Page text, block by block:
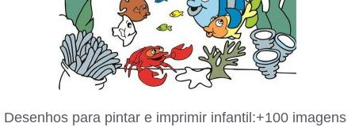
Desenhos para pintar e imprimir infantil:+100 imagens